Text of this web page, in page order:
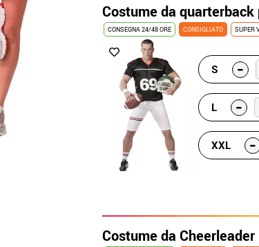
Costume da
CONSEGNA 24/48 ORE CONSIGLIATO SUPER
S -
L -
XXL -
Costume da